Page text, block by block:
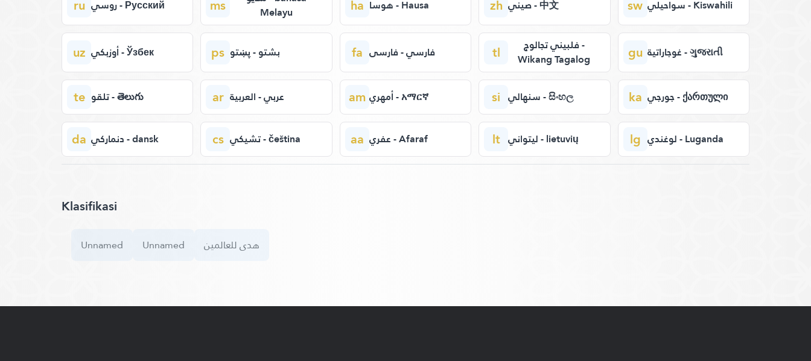
ru روسي - Русский ms
Melayu
ha هوسا - Hausa zh صيني - 中文 sw سواحيلي - Kiswahili
uz أوزبكي - Ўзбек ps بشتو - پښتو fa فارسي - فارسی tl
فلبيني تجالوج -
Wikang Tagalog
gu غوجاراتية - ગુજરાતી
te تلقو - తెలుగు ar عربي - العربية am أمهري - አማርኛ si سنهالي - සිංහල ka جورجي - ქართული
da دنماركي - dansk cs تشيكي - čeština aa عفري - Afaraf lt ليتواني - lietuvių lg لوغندي - Luganda
Klasifikasi
Unnamed Unnamed هدى للعالمين